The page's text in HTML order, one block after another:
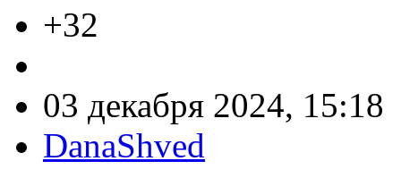
+32
03 декабря 2024, 15:18
DanaShved